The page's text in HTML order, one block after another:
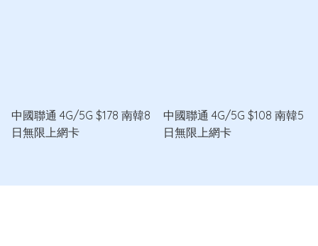
中國聯通 4G/5G $178 南韓8
日無限上網卡
中國聯通 4G/5G $108 南韓5
日無限上網卡